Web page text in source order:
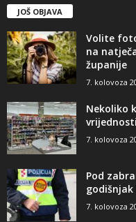
JOŠ OBJAVA
Volite
na
županije
7. kolovoza
Nekoliko
7. kolovoza
Pod
7. kolovoza